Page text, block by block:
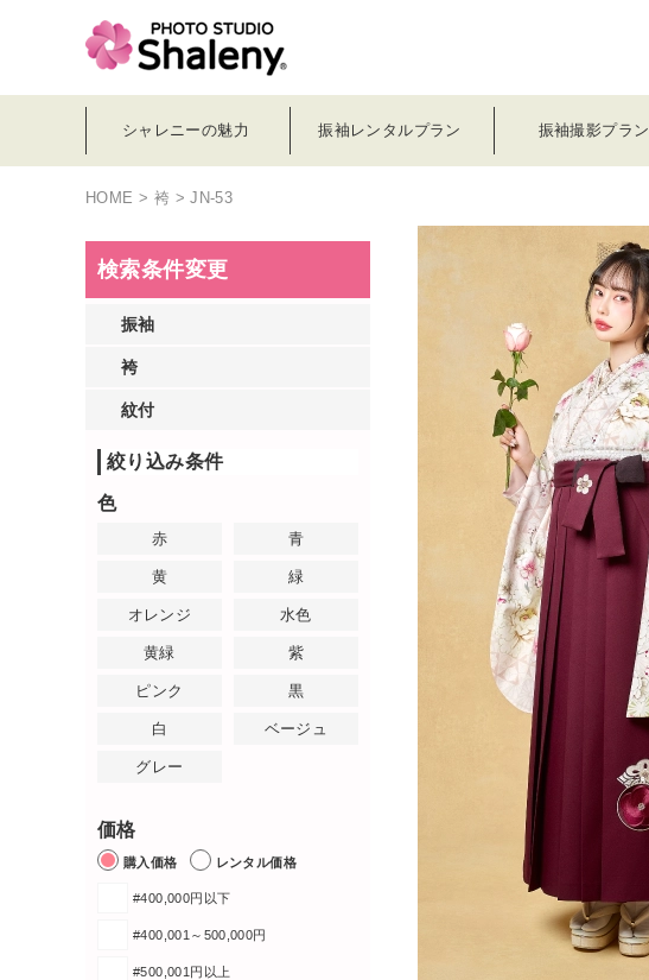
シャレニーの魅力 振袖レンタルプラン 振袖撮影プラン
HOME > 袴 > JN-53
検索条件変更
振袖
袴
紋付
絞り込み条件
色
赤 青
黄 緑
オレンジ 水色
黄緑 紫
ピンク 黒
白 ベージュ
グレー
価格
購入価格 レンタル価格
#400,000円以下
#400,001～500,000円
#500,001円以上